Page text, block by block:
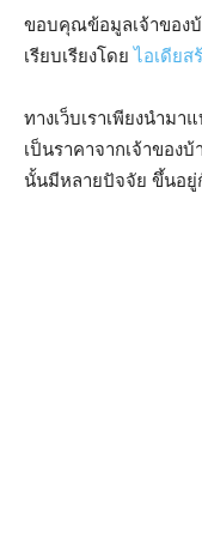
ขอบคุณข้อมูลเจ้าของ
เรียบเรียงโดยไอเดียส
ทางเว็บเราเพียงนำม
เป็นราคาจากเจ้าของ
นั้นมีหลายปัจจัย ขึ้นอยู่